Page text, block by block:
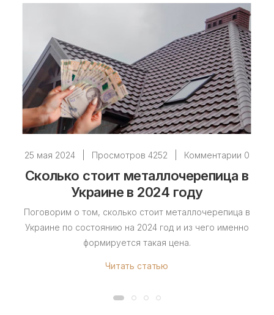
25 мая 2024 Просмотров 4252 Комментарии 0
Сколько стоит металлочерепица в
Украине в 2024 году
Поговорим о том, сколько стоит металлочерепица в
Украине по состоянию на 2024 год и из чего именно
формируется такая цена.
Читать статью